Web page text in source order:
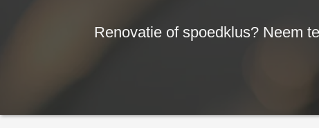
Renovatie of spoedklus? Neem